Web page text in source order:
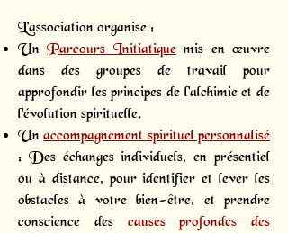
L’association organise :
UnParcours Initiatique mis en œuvre
dans des groupes de travail pour
approfondir les principes de l'alchimie et de
l'évolution spirituelle.
Unaccompagnement spirituel personnalisé
: Des échanges individuels, en présentiel
ou à distance, pour identifier et lever les
obstacles à votre bien-être, et prendre
conscience des
causes profondes des